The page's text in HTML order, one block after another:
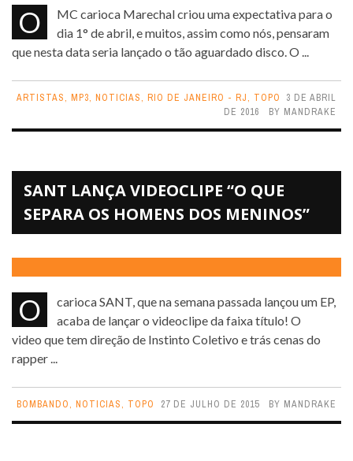
O MC carioca Marechal criou uma expectativa para o
dia 1° de abril, e muitos, assim como nós, pensaram
que nesta data seria lançado o tão aguardado disco. O ...
ARTISTAS, MP3, NOTICIAS, RIO DE JANEIRO - RJ, TOPO
3 DE ABRIL
DE 2016
BY MANDRAKE
SANT LANÇA VIDEOCLIPE “O QUE
SEPARA OS HOMENS DOS MENINOS”
O carioca SANT, que na semana passada lançou um EP,
acaba de lançar o videoclipe da faixa título! O
video que tem direção de Instinto Coletivo e trás cenas do
rapper ...
BOMBANDO, NOTICIAS, TOPO 27 DE JULHO DE 2015 BY MANDRAKE